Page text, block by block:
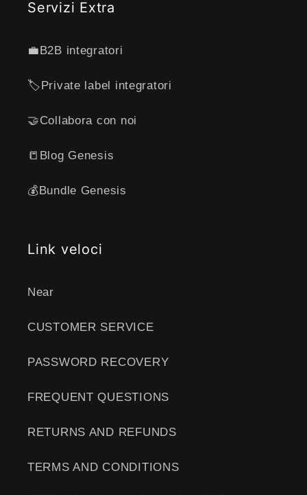
Servizi Extra
💼B2B integratori
🏷️Private label integratori
🤝Collabora con noi
📒Blog Genesis
💰Bundle Genesis
Link veloci
Near
CUSTOMER SERVICE
PASSWORD RECOVERY
FREQUENT QUESTIONS
RETURNS AND REFUNDS
TERMS AND CONDITIONS